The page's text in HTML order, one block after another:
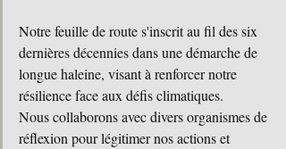
Notre feuille de route s'inscrit au fil des six
dernières décennies dans une démarche de
longue haleine, visant à renforcer notre
résilience face aux défis climatiques.
Nous collaborons avec divers organismes de
réflexion pour légitimer nos actions et